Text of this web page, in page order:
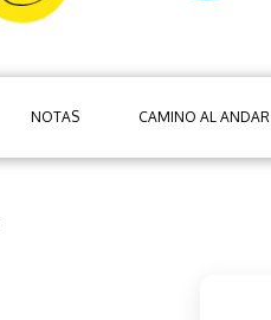
NOTAS CAMINO AL ANDAR